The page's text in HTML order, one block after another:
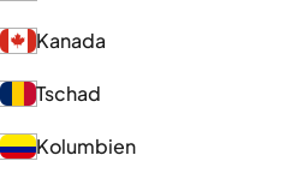
Kanada
Tschad
Kolumbien